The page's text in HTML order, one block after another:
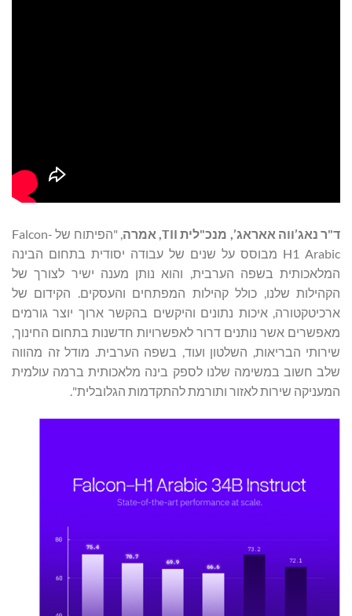
ד"ר נאג’ווה אאראג’, מנכ"לית TII
, אמרה
, "הפיתוח של Falcon-
H1 Arabic מבוסס על שנים של עבודה יסודית בתחום הבינה
המלאכותית בשפה הערבית, והוא נותן מענה ישיר לצורך של
הקהילות שלנו, כולל קהילות המפתחים והעסקים. הקידום של
ארכיטקטורה, איכות נתונים והיקשים בהקשר ארוך יוצר גורמים
מאפשרים אשר נותנים דרור לאפשרויות חדשנות בתחום החינוך,
שירותי הבריאות, השלטון ועוד, בשפה הערבית. מודל זה מהווה
שלב חשוב במשימה שלנו לספק בינה מלאכותית ברמה עולמית
המעניקה שירות לאזור ותורמת להתקדמות הגלובלית".